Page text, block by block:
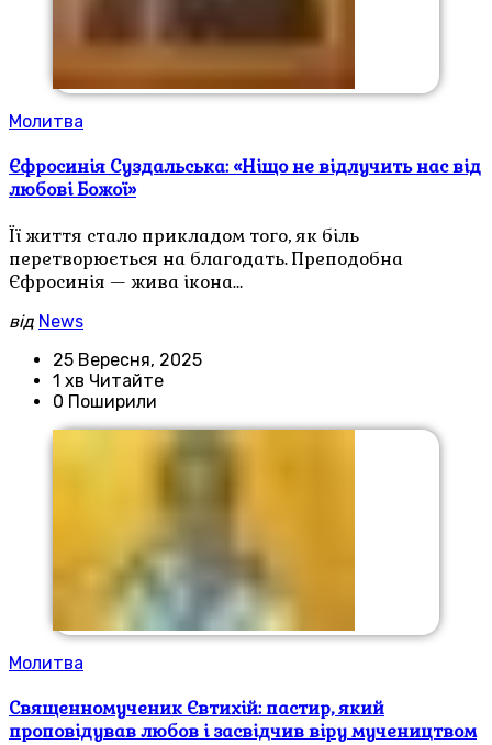
Молитва
Єфросинія Суздальська: «Ніщо не відлучить нас від
любові Божої»
Її життя стало прикладом того, як біль
перетворюється на благодать. Преподобна
Єфросинія — жива ікона…
від News
25 Вересня, 2025
1 хв Читайте
0 Поширили
Молитва
Священномученик Євтихій: пастир, який
проповідував любов і засвідчив віру мучеництвом